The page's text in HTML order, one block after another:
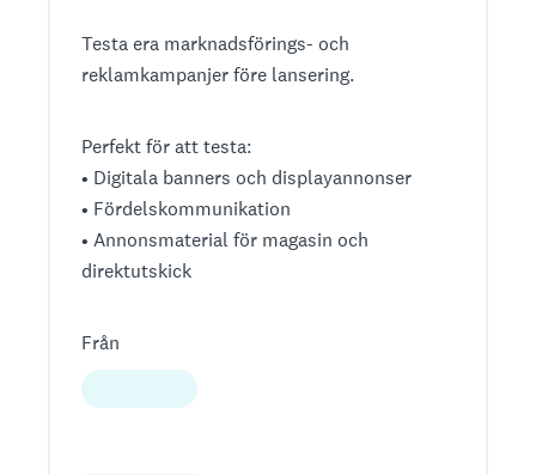
Testa era marknadsförings- och
reklamkampanjer före lansering.
Perfekt för att testa:
• Digitala banners och displayannonser
• Fördelskommunikation
• Annonsmaterial för magasin och
direktutskick
Från